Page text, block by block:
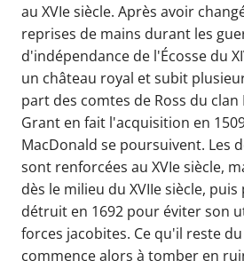
au XVIe siècle. Après avoir
reprises de mains durant les
d'indépendance de l'Écosse du
un château royal et subit
part des comtes de Ross du clan
Grant en fait l'acquisition en
MacDonald se poursuivent. Les
sont renforcées au XVIe siècle,
dès le milieu du XVIIe siècle,
détruit en 1692 pour éviter son
forces jacobites. Ce qu'il reste
commence alors à tomber en